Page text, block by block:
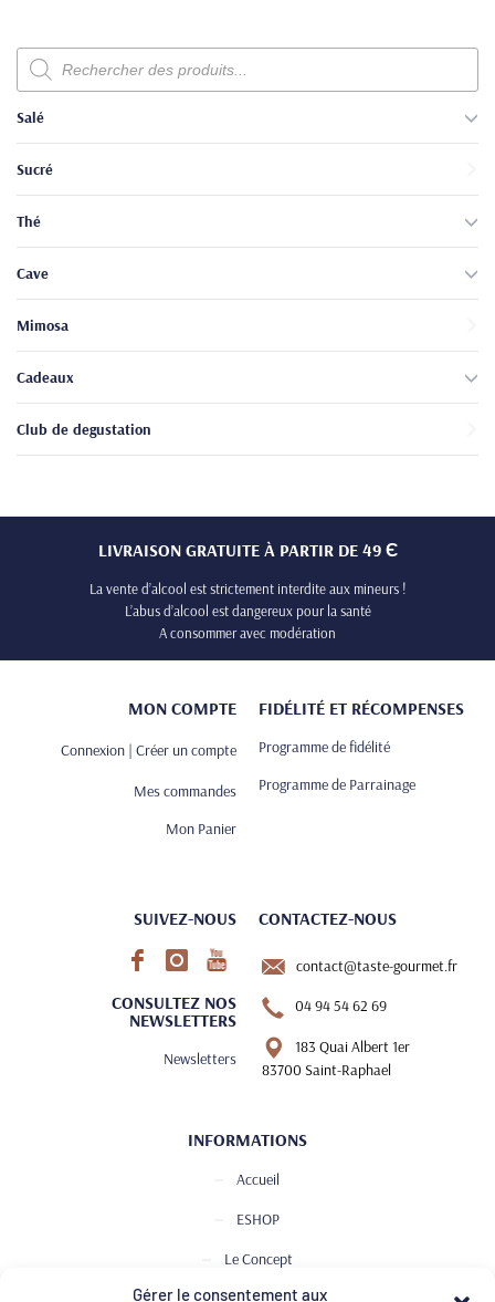
Gérer le consentement aux
Recherche
de
produits
Salé
Sucré
Thé
Cave
Mimosa
Cadeaux
Club de degustation
LIVRAISON GRATUITE À PARTIR DE 49 Є
La vente d’alcool est strictement interdite aux mineurs !
L’abus d’alcool est dangereux pour la santé
A consommer avec modération
MON COMPTE
Connexion | Créer un compte
Mes commandes
Mon Panier
FIDÉLITÉ ET RÉCOMPENSES
Programme de fidélité
Programme de Parrainage
SUIVEZ-NOUS
CONSULTEZ NOS
NEWSLETTERS
Newsletters
CONTACTEZ-NOUS
contact@taste-gourmet.fr
04 94 54 62 69
183 Quai Albert 1er
83700 Saint-Raphael
INFORMATIONS
Accueil
ESHOP
Le Concept